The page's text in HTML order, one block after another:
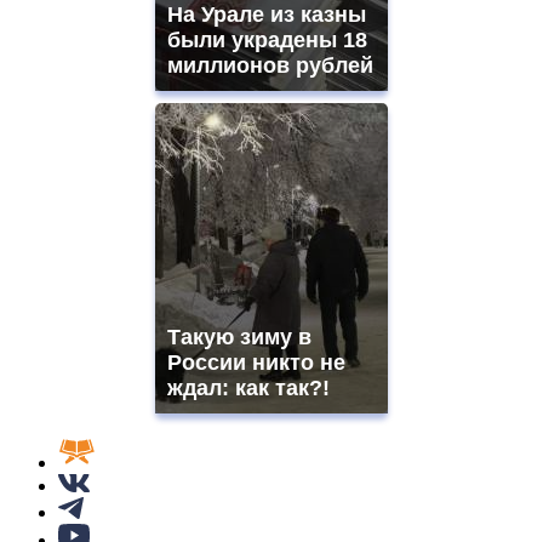
На Урале из казны
были украдены 18
миллионов рублей
Такую зиму в
России никто не
ждал: как так?!